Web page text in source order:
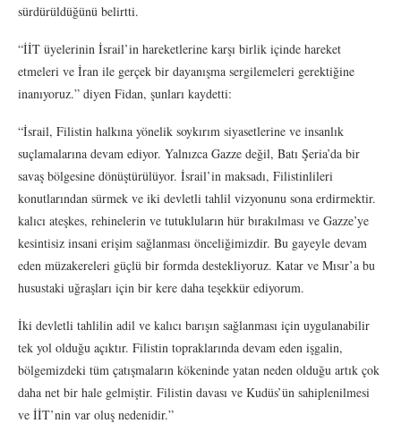
sürdürüldüğünü belirtti.
“İİT üyelerinin İsrail’in hareketlerine karşı birlik içinde hareket
etmeleri ve İran ile gerçek bir dayanışma sergilemeleri gerektiğine
inanıyoruz.” diyen Fidan, şunları kaydetti:
“İsrail, Filistin halkına yönelik soykırım siyasetlerine ve insanlık
suçlamalarına devam ediyor. Yalnızca Gazze değil, Batı Şeria’da bir
savaş bölgesine dönüştürülüyor. İsrail’in maksadı, Filistinlileri
konutlarından sürmek ve iki devletli tahlil vizyonunu sona erdirmektir.
kalıcı ateşkes, rehinelerin ve tutukluların hür bırakılması ve Gazze’ye
kesintisiz insani erişim sağlanması önceliğimizdir. Bu gayeyle devam
eden müzakereleri güçlü bir formda destekliyoruz. Katar ve Mısır’a bu
husustaki uğraşları için bir kere daha teşekkür ediyorum.
İki devletli tahlilin adil ve kalıcı barışın sağlanması için uygulanabilir
tek yol olduğu açıktır. Filistin topraklarında devam eden işgalin,
bölgemizdeki tüm çatışmaların kökeninde yatan neden olduğu artık çok
daha net bir hale gelmiştir. Filistin davası ve Kudüs’ün sahiplenilmesi
ve İİT’nin var oluş nedenidir.”